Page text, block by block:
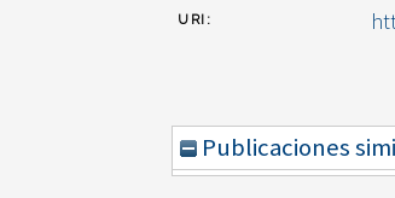
URI:
Publicaciones